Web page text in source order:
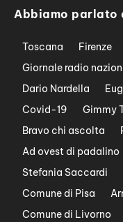
Abbiamo parlato
Toscana Firenze
Giornale radio
Dario Nardella
Covid-19
Gimmy
Bravo chi ascolta
Ad ovest di padalino
Stefania Saccardi
Comune di Pisa
Comune di Livorno